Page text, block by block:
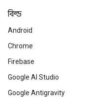
বিল্ড
Android
Chrome
Firebase
Google AI Studio
Google Antigravity